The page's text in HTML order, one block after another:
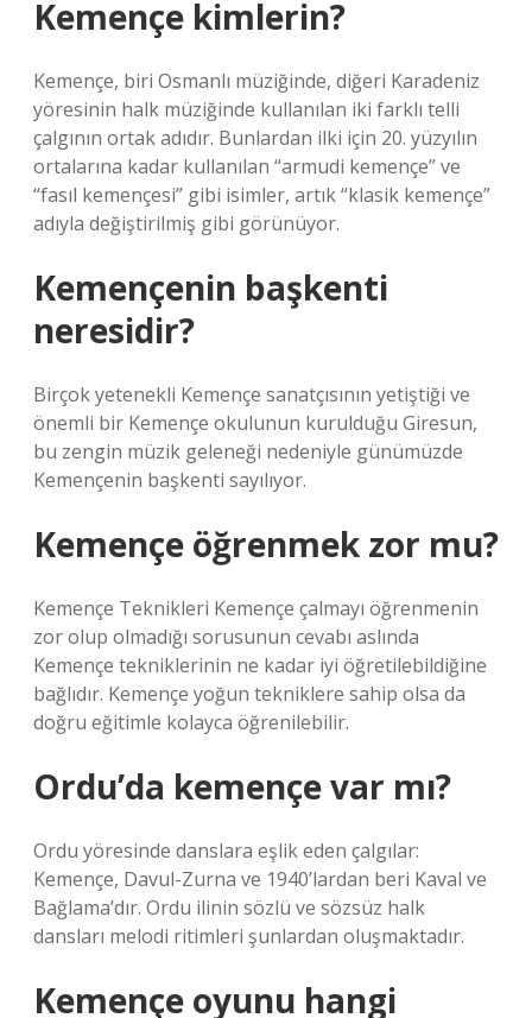
Kemençe kimlerin?
Kemençe, biri Osmanlı müziğinde, diğeri Karadeniz
yöresinin halk müziğinde kullanılan iki farklı telli
çalgının ortak adıdır. Bunlardan ilki için 20. yüzyılın
ortalarına kadar kullanılan “armudi kemençe” ve
“fasıl kemençesi” gibi isimler, artık “klasik kemençe”
adıyla değiştirilmiş gibi görünüyor.
Kemençenin başkenti
neresidir?
Birçok yetenekli Kemençe sanatçısının yetiştiği ve
önemli bir Kemençe okulunun kurulduğu Giresun,
bu zengin müzik geleneği nedeniyle günümüzde
Kemençenin başkenti sayılıyor.
Kemençe öğrenmek zor mu?
Kemençe Teknikleri Kemençe çalmayı öğrenmenin
zor olup olmadığı sorusunun cevabı aslında
Kemençe tekniklerinin ne kadar iyi öğretilebildiğine
bağlıdır. Kemençe yoğun tekniklere sahip olsa da
doğru eğitimle kolayca öğrenilebilir.
Ordu’da kemençe var mı?
Ordu yöresinde danslara eşlik eden çalgılar:
Kemençe, Davul-Zurna ve 1940’lardan beri Kaval ve
Bağlama’dır. Ordu ilinin sözlü ve sözsüz halk
dansları melodi ritimleri şunlardan oluşmaktadır.
Kemençe oyunu hangi